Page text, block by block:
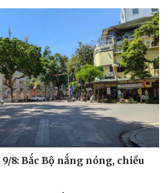
8: Bắc Bộ nắng nóng, chiều